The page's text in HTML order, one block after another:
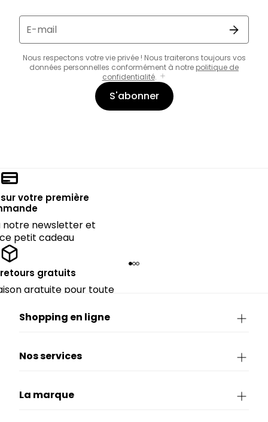
E-mail
Nous respectons votre vie privée ! Nous traiterons toujours vos
données personnelles conformément à notre politique de
confidentialité.
S'abonner
votre première
notre newsletter et
petit cadeau
gratuits
gratuite pour toute
Shopping en ligne
Nos services
La marque